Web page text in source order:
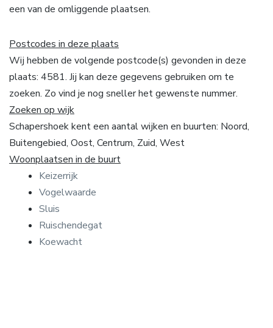
een van de omliggende plaatsen.
Postcodes in deze plaats
Wij hebben de volgende postcode(s) gevonden in deze
plaats: 4581. Jij kan deze gegevens gebruiken om te
zoeken. Zo vind je nog sneller het gewenste nummer.
Zoeken op wijk
Schapershoek kent een aantal wijken en buurten: Noord,
Buitengebied, Oost, Centrum, Zuid, West
Woonplaatsen in de buurt
Keizerrijk
Vogelwaarde
Sluis
Ruischendegat
Koewacht